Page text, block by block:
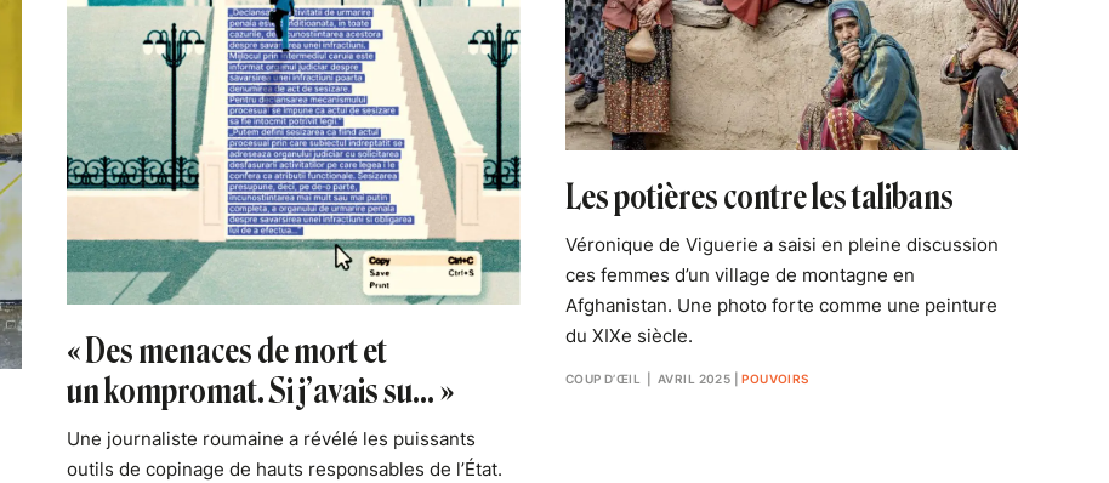
« Des menaces de mort et
un kompromat. Si j’avais su… »
Une journaliste roumaine a révélé les puissants
outils de copinage de hauts responsables de l’État.
Les potières contre les talibans
Véronique de Viguerie a saisi en pleine discussion
ces femmes d’un village de montagne en
Afghanistan. Une photo forte comme une peinture
du XIXe siècle.
COUP D’ŒIL | AVRIL 2025 |POUVOIRS